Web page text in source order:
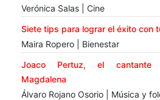
Verónica Salas | Cine
Siete tips para lograr el éxito con
Maira Ropero | Bienestar
Joaco Pertuz, el cantante
Magdalena
Álvaro Rojano Osorio | Música y